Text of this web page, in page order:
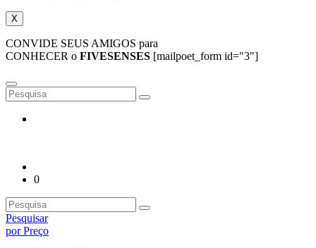
X
CONVIDE SEUS AMIGOS para
CONHECER o FIVESENSES [mailpoet_form id="3"]
0
Pesquisar
por Preço